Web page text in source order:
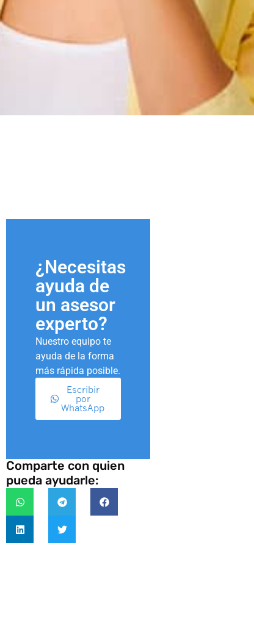
¿Necesitas
ayuda de
un asesor
experto?
Nuestro equipo te
ayuda de la forma
más rápida posible.
Escribir
por
WhatsApp
Comparte con quien
pueda ayudarle: